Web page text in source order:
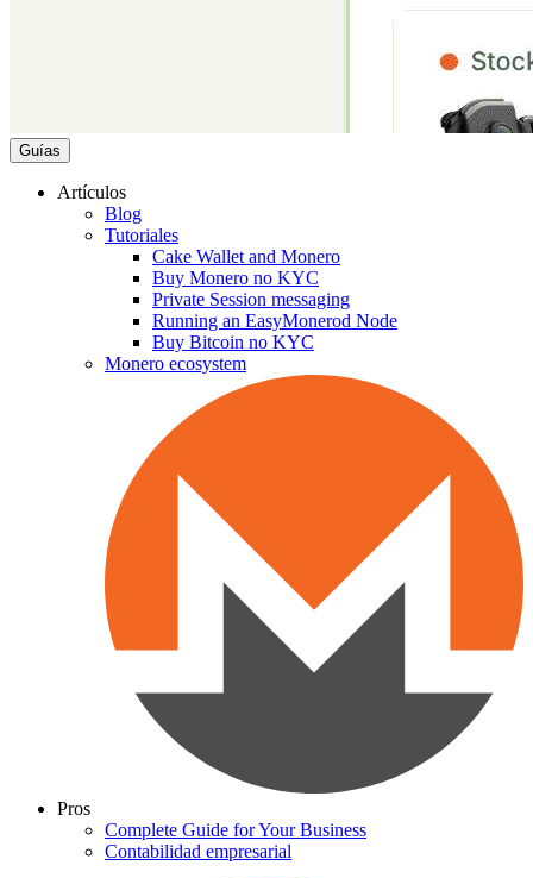
Guías
Artículos
Blog
Tutoriales
Cake Wallet and Monero
Buy Monero no KYC
Private Session messaging
Running an EasyMonerod Node
Buy Bitcoin no KYC
Monero ecosystem
Pros
Complete Guide for Your Business
Contabilidad empresarial